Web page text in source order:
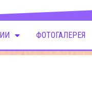
ФОТОГАЛЕРЕЯ